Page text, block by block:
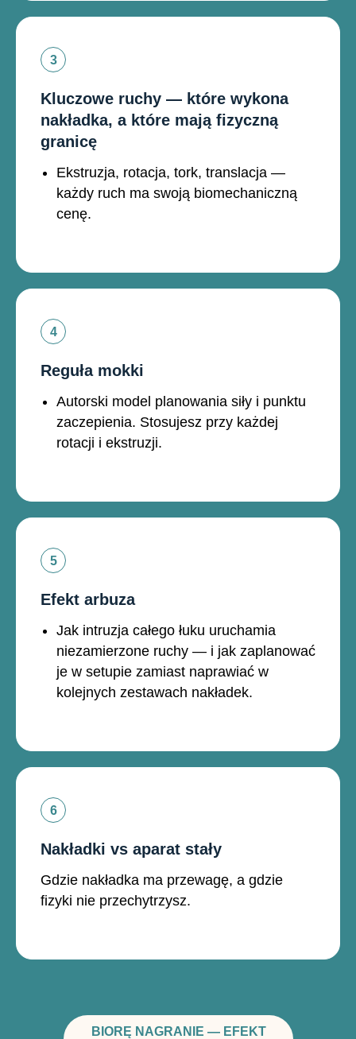
Kluczowe ruchy — które wykona
nakładka, a które mają fizyczną
granicę
Ekstruzja, rotacja, tork, translacja —
każdy ruch ma swoją biomechaniczną
cenę.
Reguła mokki
Autorski model planowania siły i punktu
zaczepienia. Stosujesz przy każdej
rotacji i ekstruzji.
Efekt arbuza
Jak intruzja całego łuku uruchamia
niezamierzone ruchy — i jak zaplanować
je w setupie zamiast naprawiać w
kolejnych zestawach nakładek.
Nakładki vs aparat stały
Gdzie nakładka ma przewagę, a gdzie
fizyki nie przechytrzysz.
BIORĘ NAGRANIE — EFEKT